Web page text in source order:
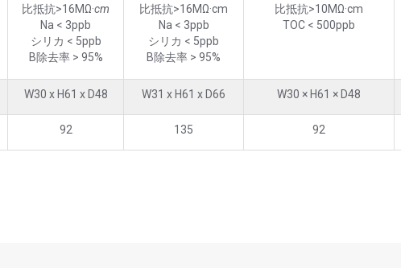
比抵抗>16MΩ·cm
Na < 3ppb
シリカ < 5ppb
B除去率 > 95%
比抵抗>16MΩ·cm
Na < 3ppb
シリカ < 5ppb
B除去率 > 95%
比抵抗>10MΩ·cm
TOC < 500ppb
W30 x H61 x D48 W31 x H61 x D66 W30 × H61 × D48
92 135 92